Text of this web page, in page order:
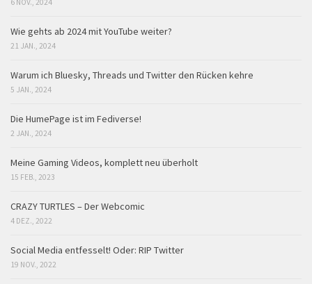
Wie gehts ab 2024 mit YouTube weiter?
21 JAN., 2024
Warum ich Bluesky, Threads und Twitter den Rücken kehre
5 JAN., 2024
Die HumePage ist im Fediverse!
2 JAN., 2024
Meine Gaming Videos, komplett neu überholt
15 FEB., 2023
CRAZY TURTLES – Der Webcomic
4 DEZ., 2022
Social Media entfesselt! Oder: RIP Twitter
19 NOV., 2022